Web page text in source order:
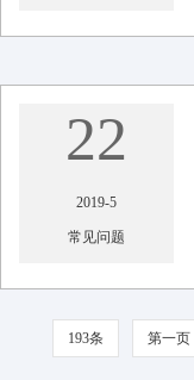
22
2019-5
常见问题
193条 第一页